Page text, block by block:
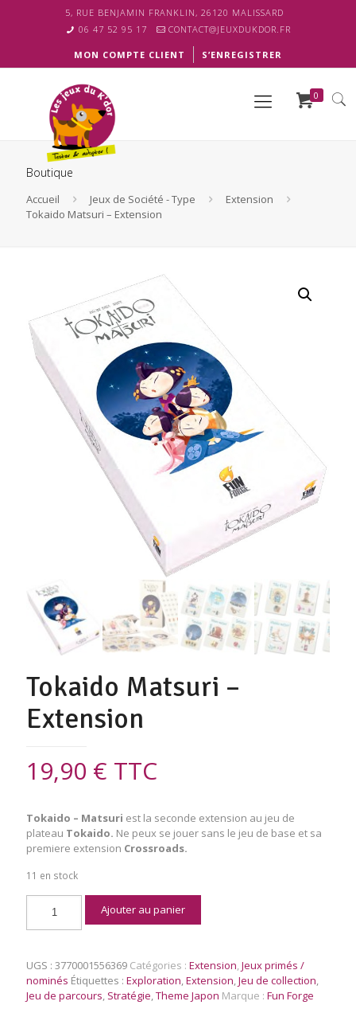
5, RUE BENJAMIN FRANKLIN, 26120 MALISSARD
06 47 52 95 17
CONTACT@JEUXDUKDOR.FR
MON COMPTE CLIENT S’ENREGISTRER
0
Boutique
Accueil Jeux de Société - Type
Extension
Tokaido Matsuri – Extension
Tokaido Matsuri –
Extension
19,90 € TTC
Tokaido – Matsuri est la seconde extension au jeu de
plateau Tokaido. Ne peux se jouer sans le jeu de base et sa
premiere extension Crossroads.
11 en stock
Tokaido
-
Extension
Ajouter au panier
UGS : 3770001556369 Catégories : Extension,Jeux primés /
nominés Étiquettes : Exploration,Extension,Jeu de collection,
Jeu de parcours, Stratégie,Theme Japon Marque : Fun Forge